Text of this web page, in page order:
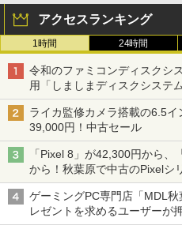
アクセスランキング
1時間 24時間
令和のファミコンディスクシ
用「しましまディスクシステム
ライカ監修カメラ搭載の6.5
39,000円！中古セール
「Pixel 8」が42,300円から
から！秋葉原で中古のPixelシ
ゲーミングPC専門店「MDL
レゼントを求めるユーザーが